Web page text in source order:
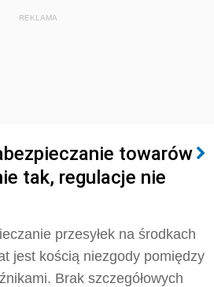
REKLAMA
towarów
tak, regulacje nie
przesyłek na środkach
jest kością niezgody pomiędzy
Brak szczegółowych